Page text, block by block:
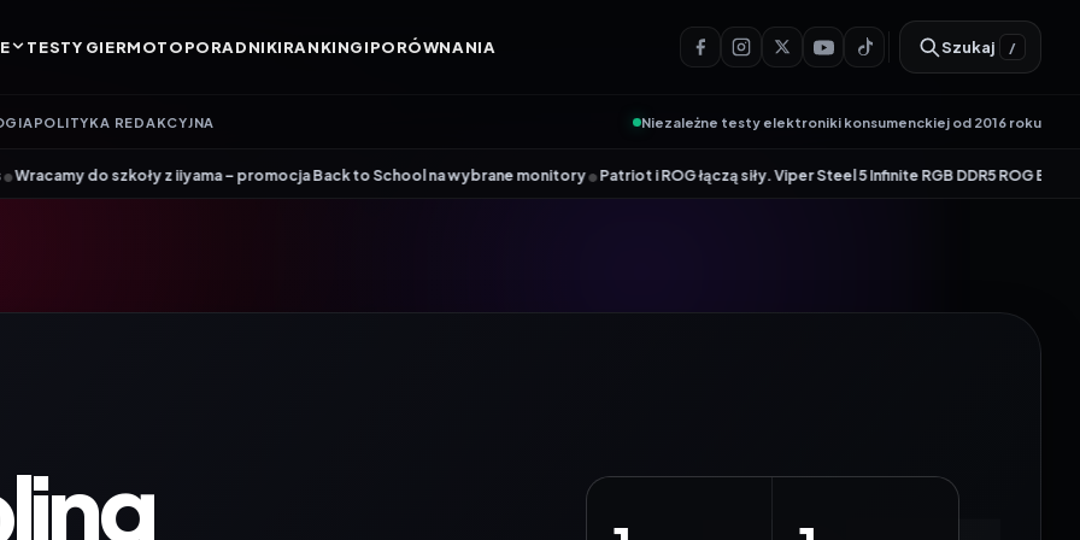
TESTY GIERMOTOPORADNIKIRANKINGIPORÓWNANIA Szukaj /
POLITYKA REDAKCYJNA Niezależne testy elektroniki konsumenckiej od 2016 roku
z iiyama – promocja Back to School na wybrane monitory•Patriot i ROG łączą siły. Viper Steel 5 Infinite RGB DDR5 ROG Edition oferuje